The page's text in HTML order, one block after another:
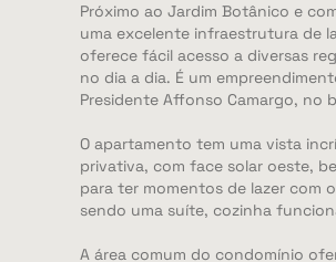
Próximo ao Jardim Botânico e
uma excelente infraestrutura de
oferece fácil acesso a diversas
no dia a dia. É um
Presidente Affonso Camargo, no
O apartamento tem uma vista
privativa, com face solar oeste,
para ter momentos de lazer com
sendo uma suíte, cozinha
A área comum do condomínio